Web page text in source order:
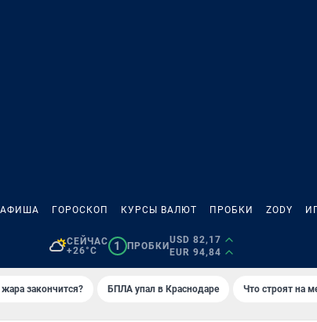
АФИША ГОРОСКОП КУРСЫ ВАЛЮТ ПРОБКИ ZODY
СЕЙЧАС
+26°C
1 ПРОБКИ
USD 82,17
EUR 94,84
жара закончится? БПЛА упал в Краснодаре Что строят на